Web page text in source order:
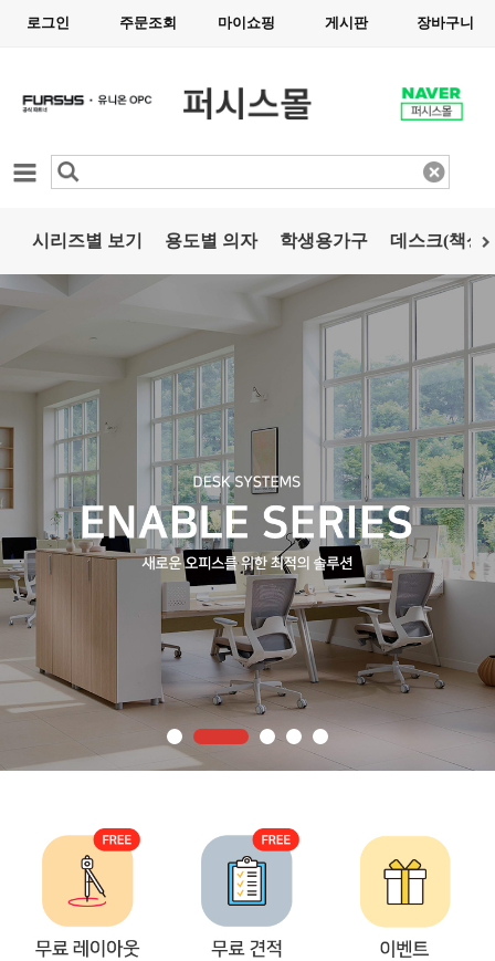
로그인 주문조회 마이쇼핑 게시판 장바구니
카테고리
시리즈별 보기 용도별 의자 학생용가구 데스크(책상)